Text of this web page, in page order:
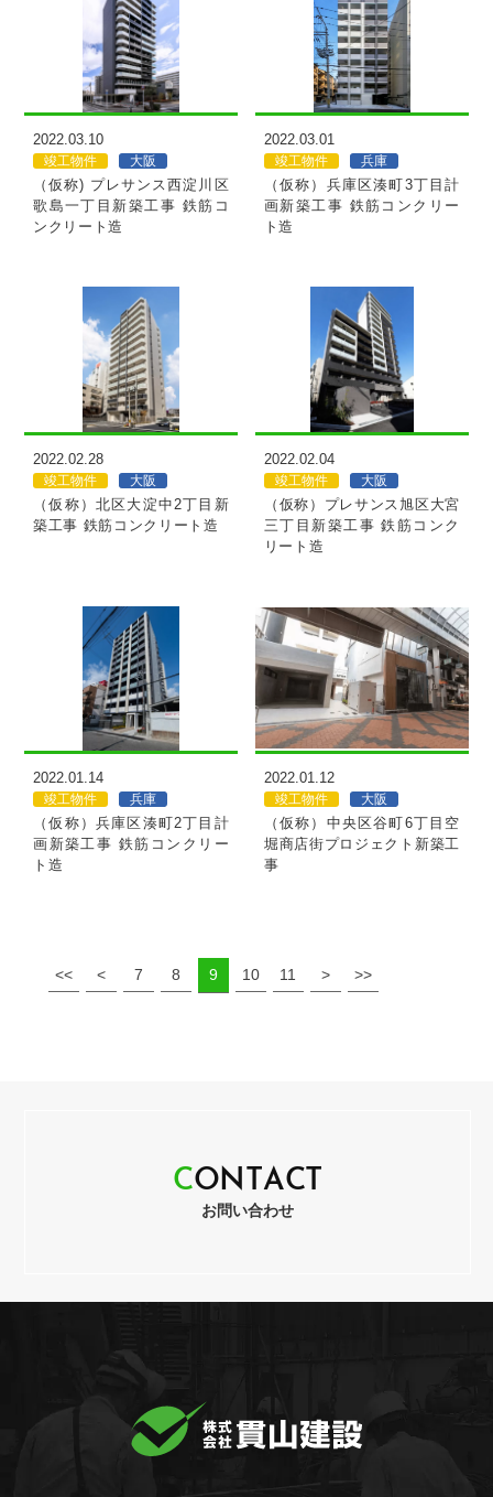
MORE
2022.03.10
竣工物件 大阪
（仮称) プレサンス西淀川区
歌島一丁目新築工事 鉄筋コ
ンクリート造
MORE
2022.03.01
竣工物件 兵庫
（仮称）兵庫区湊町3丁目計
画新築工事 鉄筋コンクリー
ト造
MORE
2022.02.28
竣工物件 大阪
（仮称）北区大淀中2丁目新
築工事 鉄筋コンクリート造
MORE
2022.02.04
竣工物件 大阪
（仮称）プレサンス旭区大宮
三丁目新築工事 鉄筋コンク
リート造
MORE
2022.01.14
竣工物件 兵庫
（仮称）兵庫区湊町2丁目計
画新築工事 鉄筋コンクリー
ト造
MORE
2022.01.12
竣工物件 大阪
（仮称）中央区谷町6丁目空
堀商店街プロジェクト新築工
事
<< < 7 8 9 10 11 > >>
CON T AC T
お問い合わせ